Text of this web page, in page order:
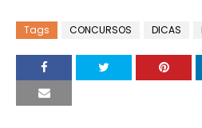
Tags CONCURSOS DICAS